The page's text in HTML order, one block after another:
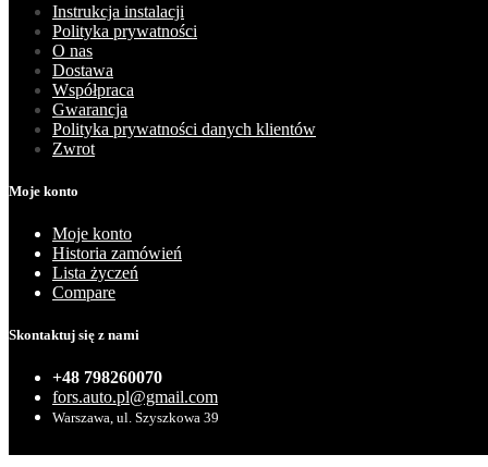
Instrukcja instalacji
Polityka prywatności
O nas
Dostawa
Współpraca
Gwarancja
Polityka prywatności danych klientów
Zwrot
Moje konto
Moje konto
Historia zamówień
Lista życzeń
Compare
Skontaktuj się z nami
+48 798260070
fors.auto.pl@gmail.com
Warszawa, ul. Szyszkowa 39